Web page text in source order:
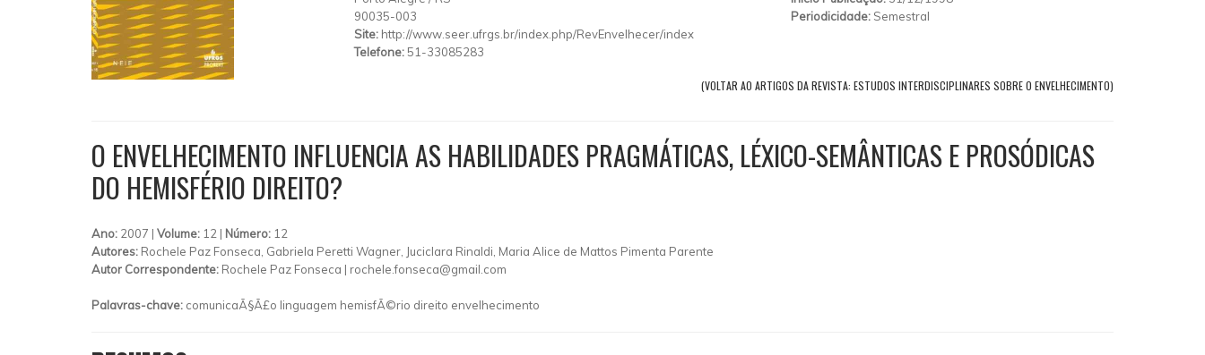
90035-003
Site: http://www.seer.ufrgs.br/index.php/RevEnvelhecer/index
Telefone:51-33085283
Periodicidade: Semestral
(VOLTAR AO ARTIGOS DA REVISTA: ESTUDOS INTERDISCIPLINARES SOBRE O ENVELHECIMENTO)
O ENVELHECIMENTO INFLUENCIA AS HABILIDADES PRAGMÁTICAS, LÉXICO-SEMÂNTICAS E PROSÓDICAS
DO HEMISFÉRIO DIREITO?
Ano: 2007 | Volume: 12 | Número: 12
Autores: Rochele Paz Fonseca, Gabriela Peretti Wagner, Juciclara Rinaldi, Maria Alice de Mattos Pimenta Parente
Autor Correspondente: Rochele Paz Fonseca | rochele.fonseca@gmail.com
Palavras-chave: comunicaÃ§Ã£o linguagem hemisfÃ©rio direito envelhecimento